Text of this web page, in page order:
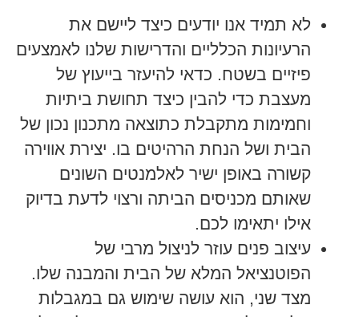
לא תמיד אנו יודעים כיצד ליישם את
הרעיונות הכלליים והדרישות שלנו לאמצעים
פיזיים בשטח. כדאי להיעזר בייעוץ של
מעצבת כדי להבין כיצד תחושת ביתיות
וחמימות מתקבלת כתוצאה מתכנון נכון של
הבית ושל הנחת הרהיטים בו. יצירת אווירה
קשורה באופן ישיר לאלמנטים השונים
שאותם מכניסים הביתה ורצוי לדעת בדיוק
אילו יתאימו לכם.
עיצוב פנים עוזר לניצול מרבי של
הפוטנציאל המלא של הבית והמבנה שלו.
מצד שני, הוא עושה שימוש גם במגבלות